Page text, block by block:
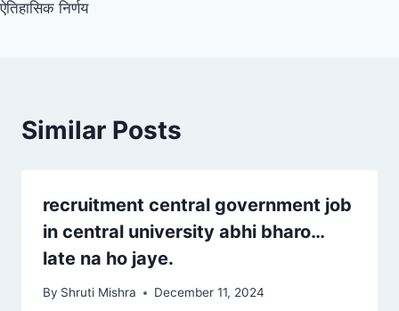
ऐतिहासिक निर्णय
Similar Posts
recruitment central government job
in central university abhi bharo…
late na ho jaye.
By Shruti Mishra December 11, 2024